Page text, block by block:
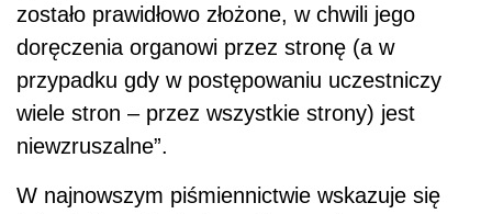
zostało prawidłowo złożone, w chwili jego
doręczenia organowi przez stronę (a w
przypadku gdy w postępowaniu uczestniczy
wiele stron – przez wszystkie strony) jest
niewzruszalne”.
W najnowszym piśmiennictwie wskazuje się